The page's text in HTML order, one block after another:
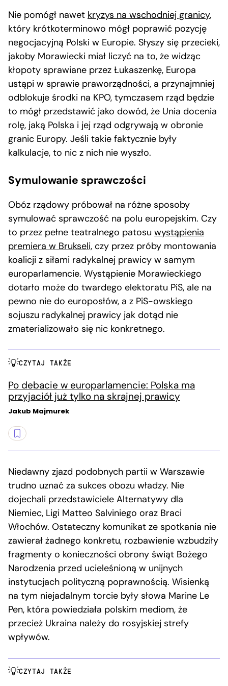
Nie pomógł nawet kryzys na wschodniej granicy,
który krótkoterminowo mógł poprawić pozycję
negocjacyjną Polski w Europie. Słyszy się przecieki,
jakoby Morawiecki miał liczyć na to, że widząc
kłopoty sprawiane przez Łukaszenkę, Europa
ustąpi w sprawie praworządności, a przynajmniej
odblokuje środki na KPO, tymczasem rząd będzie
to mógł przedstawić jako dowód, że Unia docenia
rolę, jaką Polska i jej rząd odgrywają w obronie
granic Europy. Jeśli takie faktycznie były
kalkulacje, to nic z nich nie wyszło.
Symulowanie sprawczości
Obóz rządowy próbował na różne sposoby
symulować sprawczość na polu europejskim. Czy
to przez pełne teatralnego patosu wystąpienia
premiera w Brukseli, czy przez próby montowania
koalicji z siłami radykalnej prawicy w samym
europarlamencie. Wystąpienie Morawieckiego
dotarło może do twardego elektoratu PiS, ale na
pewno nie do europosłów, a z PiS-owskiego
sojuszu radykalnej prawicy jak dotąd nie
zmaterializowało się nic konkretnego.
CZYTAJ TAKŻE
Po debacie w europarlamencie: Polska ma
przyjaciół już tylko na skrajnej prawicy
Jakub Majmurek
Niedawny zjazd podobnych partii w Warszawie
trudno uznać za sukces obozu władzy. Nie
dojechali przedstawiciele Alternatywy dla
Niemiec, Ligi Matteo Salviniego oraz Braci
Włochów. Ostateczny komunikat ze spotkania nie
zawierał żadnego konkretu, rozbawienie wzbudziły
fragmenty o konieczności obrony świąt Bożego
Narodzenia przed ucieleśnioną w unijnych
instytucjach polityczną poprawnością. Wisienką
na tym niejadalnym torcie były słowa Marine Le
Pen, która powiedziała polskim mediom, że
przecież Ukraina należy do rosyjskiej strefy
wpływów.
CZYTAJ TAKŻE